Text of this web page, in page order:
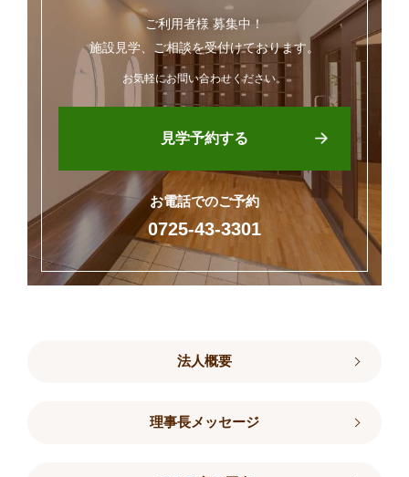
ご利用者様 募集中！
施設見学、ご相談を受付けております。
お気軽にお問い合わせください。
見学予約する
お電話でのご予約
0725-43-3301
法人概要
理事長メッセージ